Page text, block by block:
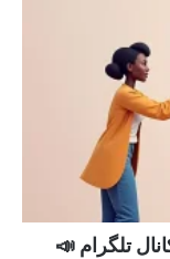
تلگرام 📣